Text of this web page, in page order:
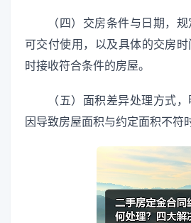
（四）交房条件与日期，
可交付使用，以及具体的交房
时接收符合条件的房屋。
（五）面积差异处理方式
因导致房屋面积与约定面积不符